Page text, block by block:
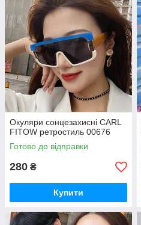
Окуляри сонцезахисні CARL
FITOW ретростиль 00676
Готово до відправки
280 ₴
Купити